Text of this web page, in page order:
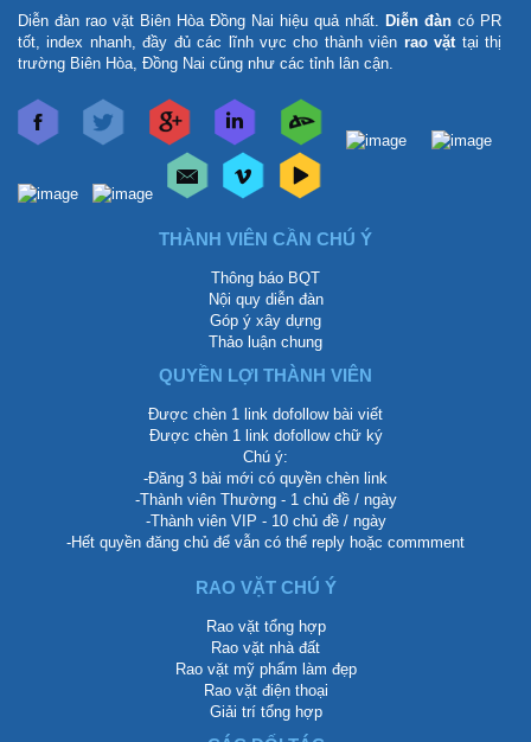
Diễn đàn rao vặt Biên Hòa Đồng Nai hiệu quả nhất. Diễn đàn có PR
tốt, index nhanh, đầy đủ các lĩnh vực cho thành viên rao vặttại thị
trường Biên Hòa, Đồng Nai cũng như các tỉnh lân cận.
THÀNH VIÊN CẦN CHÚ Ý
Thông báo BQT
Nội quy diễn đàn
Góp ý xây dựng
Thảo luận chung
QUYỀN LỢI THÀNH VIÊN
Được chèn 1 link dofollow bài viết
Được chèn 1 link dofollow chữ ký
Chú ý:
-Đăng 3 bài mới có quyền chèn link
-Thành viên Thường - 1 chủ đề / ngày
-Thành viên VIP - 10 chủ đề / ngày
-Hết quyền đăng chủ để vẫn có thể reply hoặc commment
RAO VẶT CHÚ Ý
Rao vặt tổng hợp
Rao vặt nhà đất
Rao vặt mỹ phẩm làm đẹp
Rao vặt điện thoại
Giải trí tổng hợp